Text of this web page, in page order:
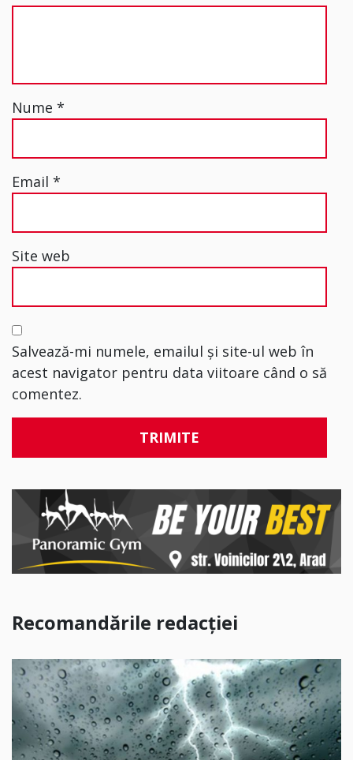
Nume *
Email *
Site web
Salvează-mi numele, emailul și site-ul web în
acest navigator pentru data viitoare când o să
comentez.
Recomandările redacției